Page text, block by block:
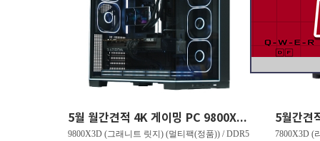
5월 월간견적 4K 게이밍 PC 9800X3D RTX 5070 Ti GY508
9800X3D (그래니트 릿지) (멀티팩(정품)) / DDR5
7800X3D (